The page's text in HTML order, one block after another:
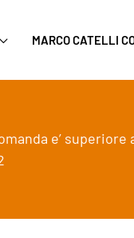
MARCO CATELLI
e’ superiore